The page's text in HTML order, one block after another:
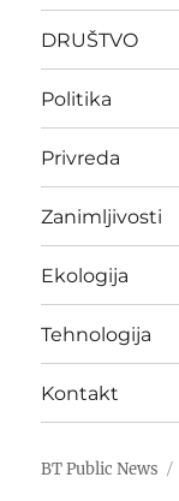
DRUŠTVO
Politika
Privreda
Zanimljivosti
Ekologija
Tehnologija
Kontakt
BT Public News